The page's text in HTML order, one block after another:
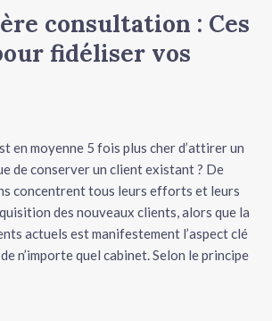
consultation : Ces
fidéliser vos
en moyenne 5 fois plus cher d’attirer un
de conserver un client existant ? De
concentrent tous leurs efforts et leurs
des nouveaux clients, alors que la
actuels est manifestement l’aspect clé
n’importe quel cabinet. Selon le principe